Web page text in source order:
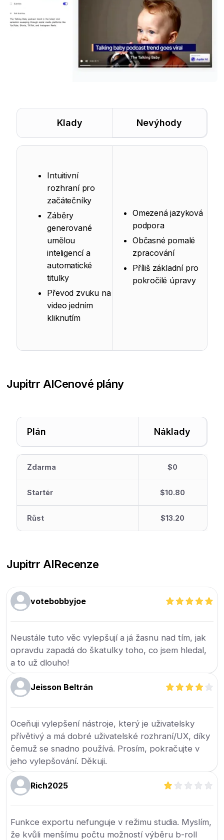
Klady Nevýhody
Intuitivní
rozhraní pro
začátečníky
Záběry
generované
umělou
inteligencí a
automatické
titulky
Převod zvuku na
video jedním
kliknutím
Omezená jazyková
podpora
Občasné pomalé
zpracování
Příliš základní pro
pokročilé úpravy
Jupitrr AICenové plány
Plán Náklady
Zdarma $0
Startér $10.80
Růst $13.20
Jupitrr AIRecenze
votebobbyjoe
Neustále tuto věc vylepšují a já žasnu nad tím, jak
opravdu zapadá do škatulky toho, co jsem hledal,
a to už dlouho!
Jeisson Beltrán
Oceňuji vylepšení nástroje, který je uživatelsky
přívětivý a má dobré uživatelské rozhraní/UX, díky
čemuž se snadno používá. Prosím, pokračujte v
jeho vylepšování. Děkuji.
Rich2025
Funkce exportu nefunguje v režimu studia. Myslím,
že kvůli menšímu počtu možností výběru b-roll